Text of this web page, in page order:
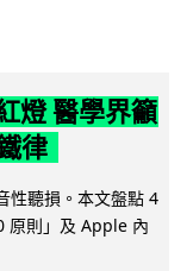
燈 醫學界籲
律
性聽損。本文盤點 4
原則」及 Apple 內